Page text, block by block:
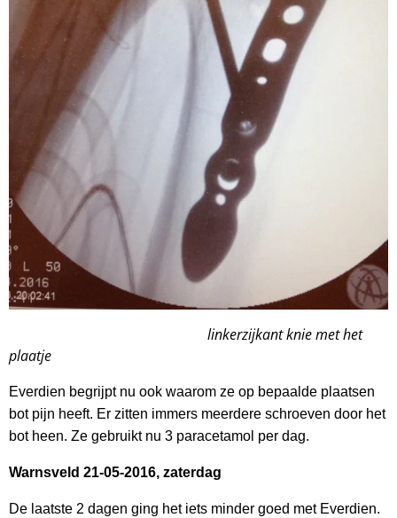
linkerzijkant knie met het
plaatje
Everdien begrijpt nu ook waarom ze op bepaalde plaatsen
bot pijn heeft. Er zitten immers meerdere schroeven door het
bot heen. Ze gebruikt nu 3 paracetamol per dag.
Warnsveld 21-05-2016, zaterdag
De laatste 2 dagen ging het iets minder goed met Everdien.